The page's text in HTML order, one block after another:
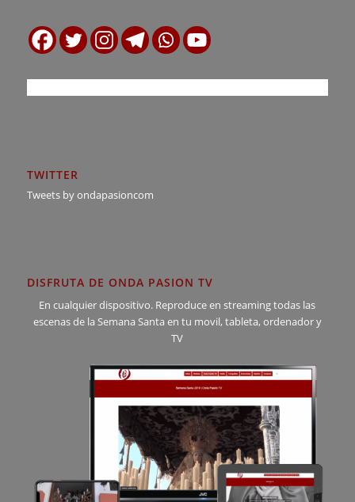
TWITTER
Tweets by ondapasioncom
DISFRUTA DE ONDA PASION TV
En cualquier dispositivo. Reproduce en streaming todas las
escenas de la Semana Santa en tu movil, tableta, ordenador y
TV